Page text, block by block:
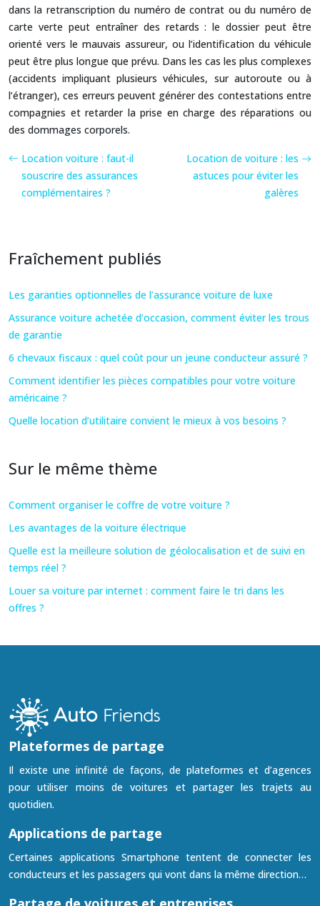
dans la retranscription du numéro de contrat ou du numéro de
carte verte peut entraîner des retards : le dossier peut être
orienté vers le mauvais assureur, ou l’identification du véhicule
peut être plus longue que prévu. Dans les cas les plus complexes
(accidents impliquant plusieurs véhicules, sur autoroute ou à
l’étranger), ces erreurs peuvent générer des contestations entre
compagnies et retarder la prise en charge des réparations ou
des dommages corporels.
Location voiture : faut-il
souscrire des assurances
complémentaires ?
Location de voiture : les
astuces pour éviter les
galères
Fraîchement publiés
Les garanties optionnelles de l’assurance voiture de luxe
Assurance voiture achetée d’occasion, comment éviter les trous
de garantie
6 chevaux fiscaux : quel coût pour un jeune conducteur assuré ?
Comment identifier les pièces compatibles pour votre voiture
américaine ?
Quelle location d’utilitaire convient le mieux à vos besoins ?
Sur le même thème
Comment organiser le coffre de votre voiture ?
Les avantages de la voiture électrique
Quelle est la meilleure solution de géolocalisation et de suivi en
temps réel ?
Louer sa voiture par internet : comment faire le tri dans les
offres ?
Plateformes de partage
Il existe une infinité de façons, de plateformes et d’agences
pour utiliser moins de voitures et partager les trajets au
quotidien.
Applications de partage
Certaines applications Smartphone tentent de connecter les
conducteurs et les passagers qui vont dans la même direction…